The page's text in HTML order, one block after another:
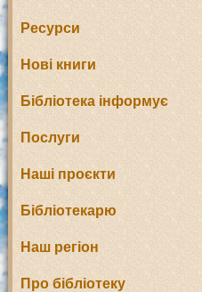
Ресурси
Нові книги
Бібліотека інформує
Послуги
Наші проєкти
Бібліотекарю
Наш регіон
Про бібліотеку